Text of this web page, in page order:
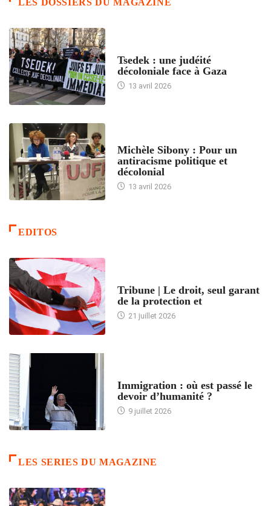
LES DOSSIERS DU MAGAZINE
Tsedek : une judéité
décoloniale face à Gaza
13 avril 2026
Michèle Sibony : Pour un
antiracisme politique et
décolonial
13 avril 2026
EDITOS
Tribune | Le droit, seul garant
de la protection et
21 juillet 2026
Immigration : où est passé le
devoir d’humanité ?
9 juillet 2026
LES SERIES DU MAGAZINE